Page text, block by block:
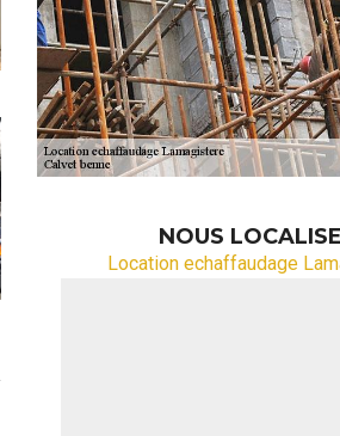
NOUS
Location echaffaudage